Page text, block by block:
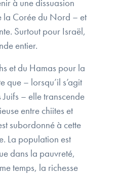
à une dissuasion
la Corée du Nord – et
Surtout pour Israël,
entier.
et du Hamas pour la
que – lorsqu’il s’agit
– elle transcende
entre chiites et
subordonné à cette
La population est
dans la pauvreté,
temps, la richesse